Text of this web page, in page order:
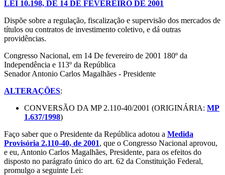
LEI 10.198, DE 14 DE FEVEREIRO DE 2001
Dispõe sobre a regulação, fiscalização e supervisão dos mercados de
títulos ou contratos de investimento coletivo, e dá outras
providências.
Congresso Nacional, em 14 De fevereiro de 2001 180º da
Independência e 113º da República
Senador Antonio Carlos Magalhães - Presidente
ALTERAÇÕES:
CONVERSÃO DA MP 2.110-40/2001 (ORIGINÁRIA: MP
1.637/1998)
Faço saber que o Presidente da República adotou a Medida
Provisória 2.110-40, de 2001, que o Congresso Nacional aprovou,
e eu, Antonio Carlos Magalhães, Presidente, para os efeitos do
disposto no parágrafo único do art. 62 da Constituição Federal,
promulgo a seguinte Lei: